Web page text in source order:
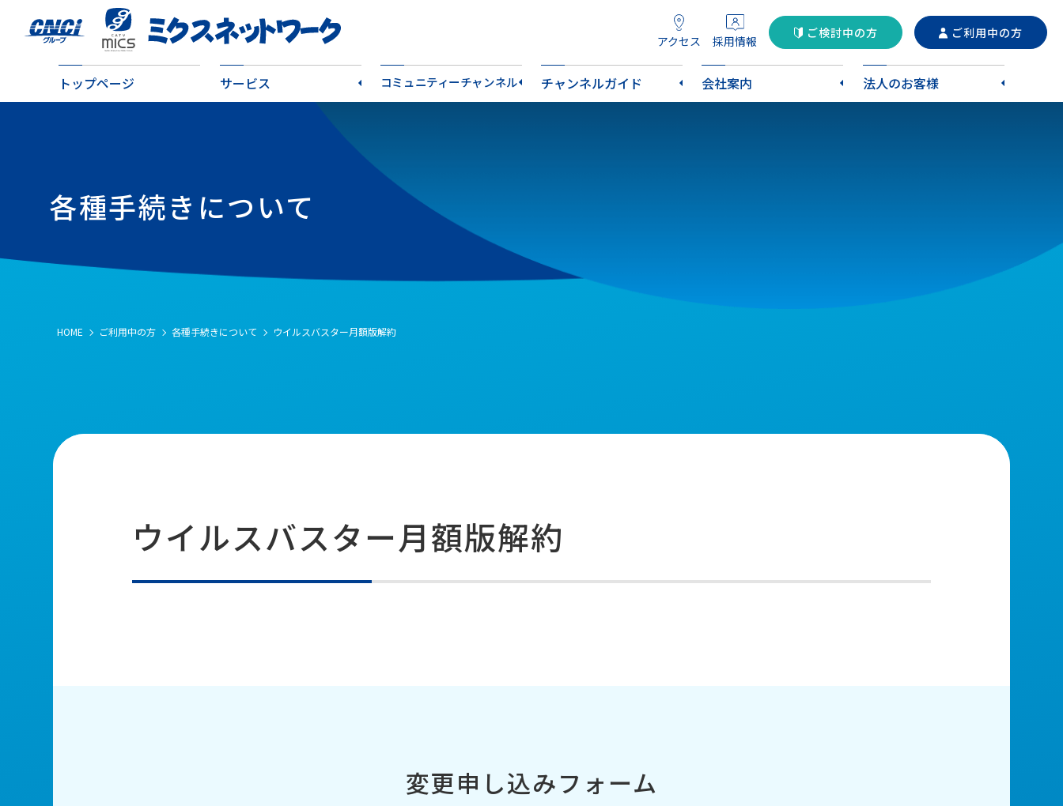
アクセス 採用情報
ご検討中の方 ご利用中の方
トップページ サービス コミュニティーチャンネル チャンネルガイド 会社案内 法人のお客様
各種手続きについて
HOME ご利用中の方 各種手続きについて ウイルスバスター月額版解約
ウイルスバスター月額版解約
変更申し込みフォーム